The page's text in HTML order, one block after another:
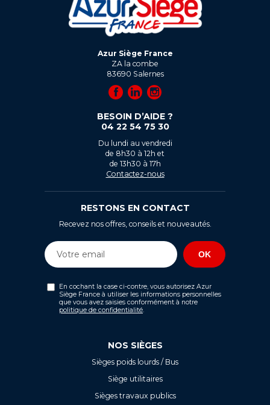
Azur Siège France
ZA la combe
83690 Salernes
BESOIN D’AIDE ?
04 22 54 75 30
Du lundi au vendredi
de 8h30 à 12h et
de 13h30 à 17h
Contactez-nous
RESTONS EN CONTACT
Recevez nos offres, conseils et nouveautés.
En cochant la case ci-contre, vous autorisez Azur
Siège France à utiliser les informations personnelles
que vous avez saisies conformément à notre
politique de confidentialité
NOS SIÈGES
Sièges poids lourds / Bus
Siège utilitaires
Sièges travaux publics